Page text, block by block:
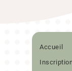
Accueil